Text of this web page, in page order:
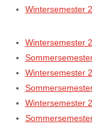
Wintersemester
Wintersemester
Wintersemester
Wintersemester